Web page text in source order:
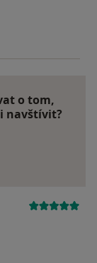
odstraněn
o tom,
navštívit?